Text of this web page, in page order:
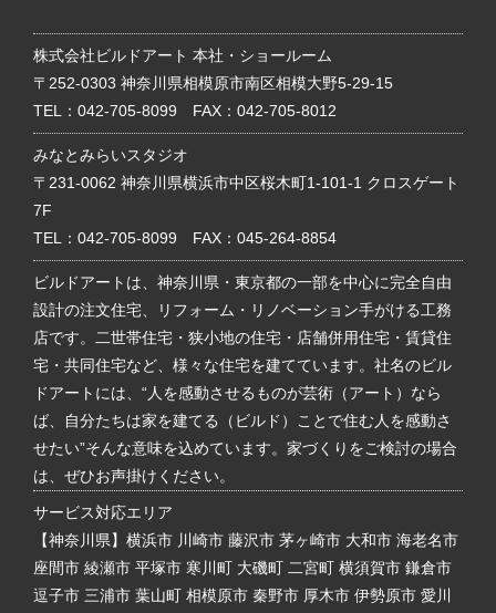
株式会社ビルドアート 本社・ショールーム
〒252-0303 神奈川県相模原市南区相模大野5-29-15
TEL： 042-705-8099 FAX：042-705-8012
みなとみらいスタジオ
〒231-0062 神奈川県横浜市中区桜木町1-101-1 クロスゲート
7F
TEL： 042-705-8099 FAX：045-264-8854
ビルドアートは、神奈川県・東京都の一部を中心に完全自由
設計の注文住宅、リフォーム・リノベーション手がける工務
店です。二世帯住宅・狭小地の住宅・店舗併用住宅・賃貸住
宅・共同住宅など、様々な住宅を建てています。社名のビル
ドアートには、“人を感動させるものが芸術（アート）なら
ば、自分たちは家を建てる（ビルド）ことで住む人を感動さ
せたい”そんな意味を込めています。家づくりをご検討の場合
は、ぜひお声掛けください。
サービス対応エリア
【神奈川県】横浜市 川崎市 藤沢市 茅ヶ崎市 大和市 海老名市
座間市 綾瀬市 平塚市 寒川町 大磯町 二宮町 横須賀市 鎌倉市
逗子市 三浦市 葉山町 相模原市 秦野市 厚木市 伊勢原市 愛川